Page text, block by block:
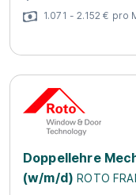
1.071 - 2.152 € pro
Doppellehre
(w/m/d) ROTO